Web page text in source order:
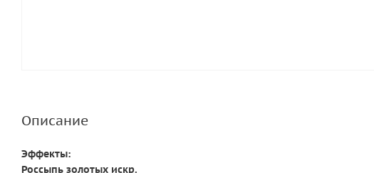
Описание
Эффекты:
Россыпь золотых искр.